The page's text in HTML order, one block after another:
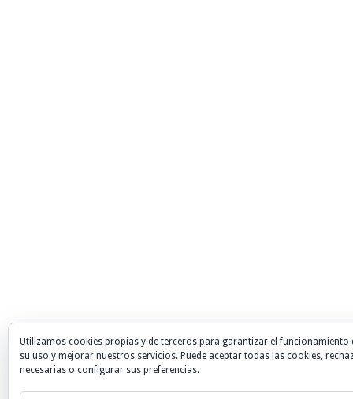
Utilizamos cookies propias y de terceros para garantizar el funcionamiento
su uso y mejorar nuestros servicios. Puede aceptar todas las cookies,
necesarias o configurar sus preferencias.